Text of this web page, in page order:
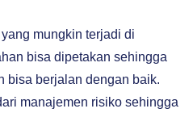
mungkin terjadi di
bisa dipetakan sehingga
bisa berjalan dengan baik.
manajemen risiko sehingga